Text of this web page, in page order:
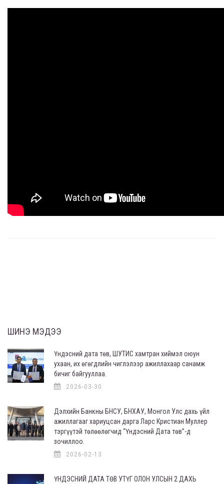
ШИНЭ МЭДЭЭ
Үндэсний дата төв, ШУТИС хамтран хиймэл оюун
ухаан, их өгөгдлийн чиглэлээр ажиллахаар санамж
бичиг байгууллаа.
2026-03-30
Дэлхийн Банкны БНСУ, БНХАУ, Монгол Улс дахь үйл
ажиллагааг хариуцсан дарга Ларс Кристиан Муллер
тэргүүтэй төлөөлөгчид “Үндэсний Дата төв”-д
зочиллоо.
2026-02-13
ҮНДЭСНИЙ ДАТА ТӨВ УТҮГ ОЛОН УЛСЫН 2 ДАХЬ